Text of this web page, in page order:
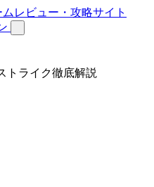
トライク徹底解説